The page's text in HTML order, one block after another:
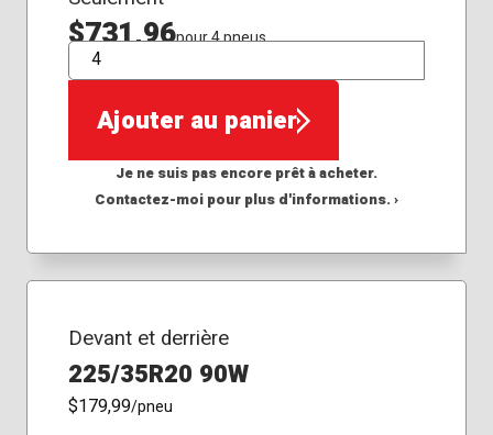
$731,96pour 4 pneus
QTÉ
Ajouter au panier
Je ne suis pas encore prêt à acheter.
Contactez-moi pour plus d'informations. ›
Devant et derrière
225/35R20 90W
$179,99/pneu